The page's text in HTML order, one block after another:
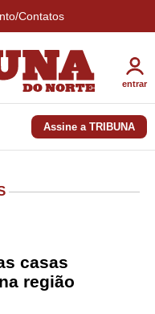
Contatos
entrar
Assine a TRIBUNA
casas
região